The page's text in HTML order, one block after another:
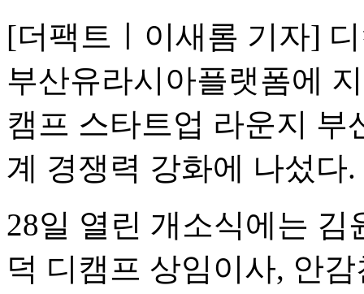
[더팩트ㅣ이새롬 기자]
부산유라시아플랫폼에
캠프 스타트업 라운지 부
계 경쟁력 강화에 나섰다.
28일 열린 개소식에는
덕 디캠프 상임이사, 안